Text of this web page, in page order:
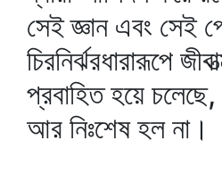
সেই জ্ঞান এবং সেই
চিরনির্ঝরধারারূপে
প্রবাহিত হয়ে
আর নিঃশেষ হল না।